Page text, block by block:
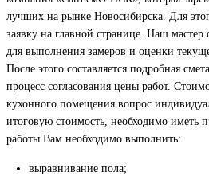
лучших на рынке Новосибирска. Для
заявку на главной странице. Наш мастер
для выполнения замеров и оценки
После этого составляется подробная
процесс согласования цены работ.
кухонного помещения вопрос
итоговую стоимость, необходимо иметь
работы Вам необходимо выполнить:
выравнивание пола;